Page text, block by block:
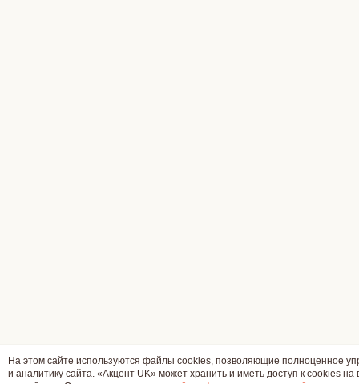
На этом сайте используются файлы cookies, позволяющие полноценное
и аналитику сайта. «Акцент UK» может хранить и иметь доступ к cookies